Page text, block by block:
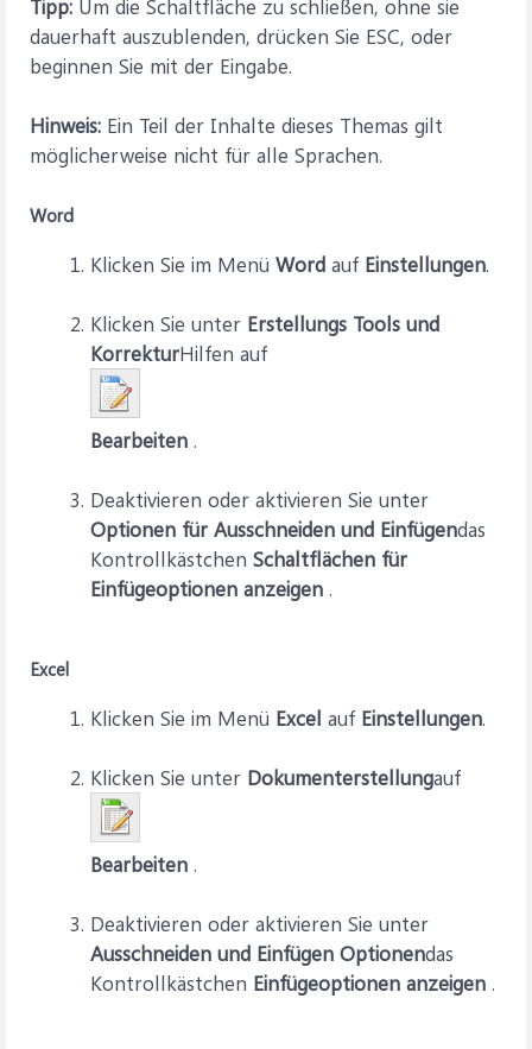
Tipp: Um die Schaltfläche zu schließen, ohne sie
dauerhaft auszublenden, drücken Sie ESC, oder
beginnen Sie mit der Eingabe.
Hinweis: Ein Teil der Inhalte dieses Themas gilt
möglicherweise nicht für alle Sprachen.
Word
Klicken Sie im Menü Word auf Einstellungen.
Klicken Sie unter Erstellungs Tools und
KorrekturHilfen auf
Bearbeiten .
Deaktivieren oder aktivieren Sie unter
Optionen für Ausschneiden und Einfügendas
Kontrollkästchen Schaltflächen für
Einfügeoptionen anzeigen .
Excel
Klicken Sie im Menü Excel auf Einstellungen.
Klicken Sie unter Dokumenterstellungauf
Bearbeiten .
Deaktivieren oder aktivieren Sie unter
Ausschneiden und Einfügen Optionendas
Kontrollkästchen Einfügeoptionen anzeigen .